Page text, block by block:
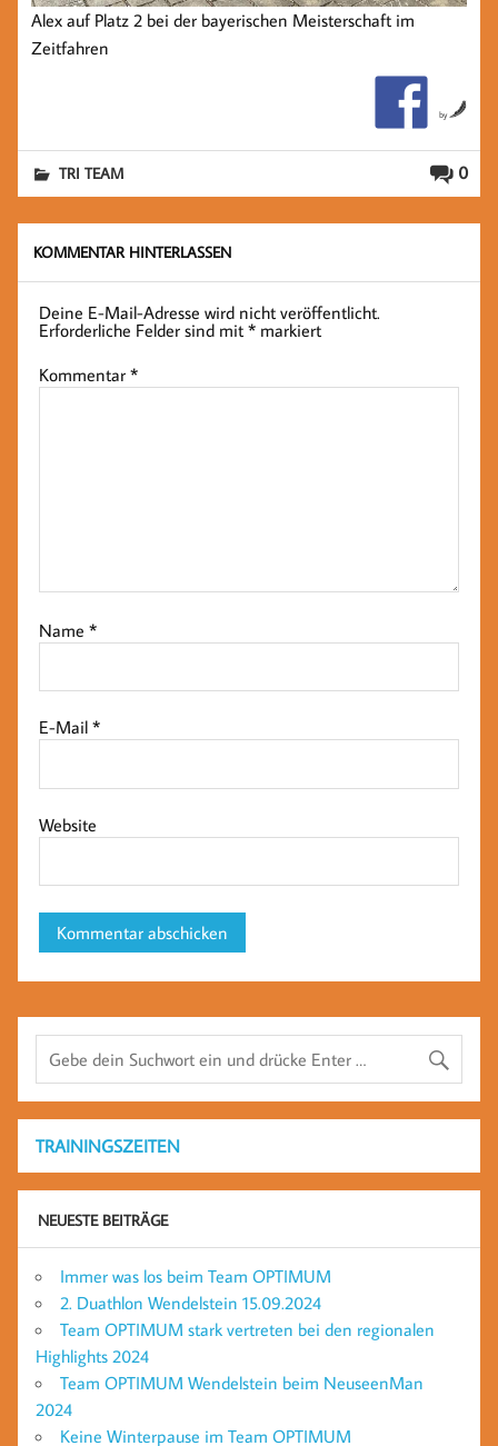
Alex auf Platz 2 bei der bayerischen Meisterschaft im
Zeitfahren
by
0
TRI TEAM
KOMMENTAR HINTERLASSEN
Deine E-Mail-Adresse wird nicht veröffentlicht.
Erforderliche Felder sind mit* markiert
Kommentar*
Name*
E-Mail*
Website
TRAININGSZEITEN
NEUESTE BEITRÄGE
Immer was los beim Team OPTIMUM
2. Duathlon Wendelstein 15.09.2024
Team OPTIMUM stark vertreten bei den regionalen
Highlights 2024
Team OPTIMUM Wendelstein beim NeuseenMan
2024
Keine Winterpause im Team OPTIMUM